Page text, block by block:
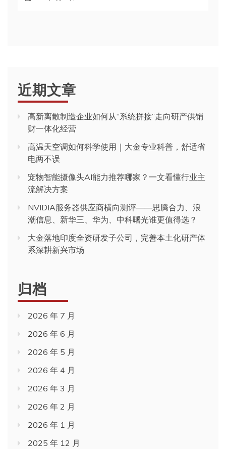
近期文章
高新离散制造企业如何从“系统拼接”走向研产供销
财一体化经营
高温天空调如何科学使用｜大金专业科普，舒适省
电两不误
宠物智能摄像头AI能力推荐哪家？一文看懂行业主
流解决方案
NVIDIA服务器供应商横向测评——思腾合力、浪
潮信息、新华三、华为、中科曙光谁更值得选？
大金落地印度全资研发子公司，完善本土化研产体
系深耕新兴市场
归档
2026 年 7 月
2026 年 6 月
2026 年 5 月
2026 年 4 月
2026 年 3 月
2026 年 2 月
2026 年 1 月
2025 年 12 月